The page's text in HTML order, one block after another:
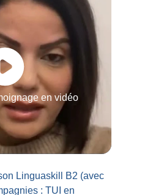
en vidéo
Linguaskill B2 (avec
: TUI en